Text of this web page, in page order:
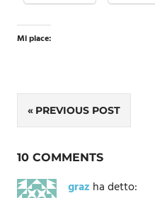
Mi piace:
Navigazione
articoli
PREVIOUS POST
10 COMMENTS
graz ha detto: